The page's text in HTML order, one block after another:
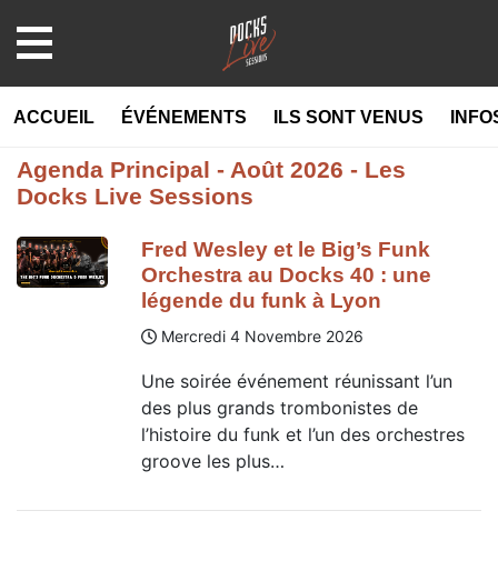
ACCUEIL ÉVÉNEMENTS ILS SONT VENUS
Agenda Principal - Août 2026 - Les
Docks Live Sessions
Fred Wesley et le Big’s Funk
Orchestra au Docks 40 : une
légende du funk à Lyon
Mercredi 4 Novembre 2026
Une soirée événement réunissant l’un
des plus grands trombonistes de
l’histoire du funk et l’un des orchestres
groove les plus…